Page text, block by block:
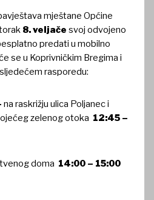
mještane Općine
8. veljače svoj odvojeno
predati u mobilno
se u Koprivničkim Bregima i
rasporedu:
na raskrižju ulica Poljanec i
zelenog otoka 12:45 –
doma 14:00 – 15:00